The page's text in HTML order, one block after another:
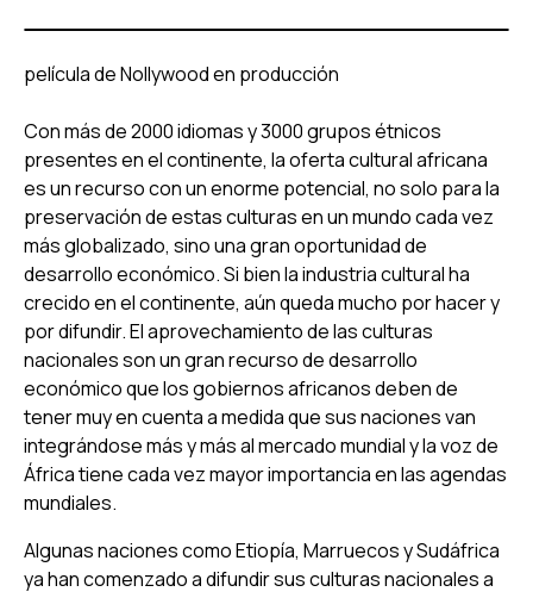
película de Nollywood en producción
Con más de 2000 idiomas y 3000 grupos étnicos
presentes en el continente, la oferta cultural africana
es un recurso con un enorme potencial, no solo para la
preservación de estas culturas en un mundo cada vez
más globalizado, sino una gran oportunidad de
desarrollo económico. Si bien la industria cultural ha
crecido en el continente, aún queda mucho por hacer y
por difundir. El aprovechamiento de las culturas
nacionales son un gran recurso de desarrollo
económico que los gobiernos africanos deben de
tener muy en cuenta a medida que sus naciones van
integrándose más y más al mercado mundial y la voz de
África tiene cada vez mayor importancia en las agendas
mundiales.
Algunas naciones como Etiopía, Marruecos y Sudáfrica
ya han comenzado a difundir sus culturas nacionales a